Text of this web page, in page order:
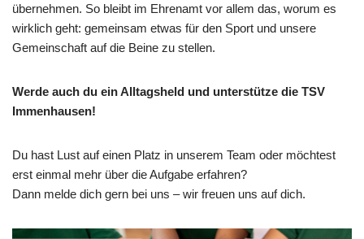
übernehmen. So bleibt im Ehrenamt vor allem das, worum es
wirklich geht: gemeinsam etwas für den Sport und unsere
Gemeinschaft auf die Beine zu stellen.
Werde auch du ein Alltagsheld und unterstütze die TSV
Immenhausen!
Du hast Lust auf einen Platz in unserem Team oder möchtest
erst einmal mehr über die Aufgabe erfahren?
Dann melde dich gern bei uns – wir freuen uns auf dich.